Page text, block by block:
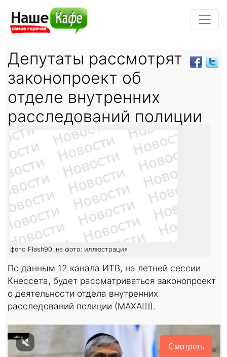
Депутаты рассмотрят
законопроект об
отделе внутренних
расследований полиции
фото Flash90. на фото: иллюстрация
По данным 12 канала ИТВ, на летней сессии
Кнессета, будет рассматриваться законопроект
о деятельности отдела внутренних
расследований полиции (МАХАШ).
Смотреть